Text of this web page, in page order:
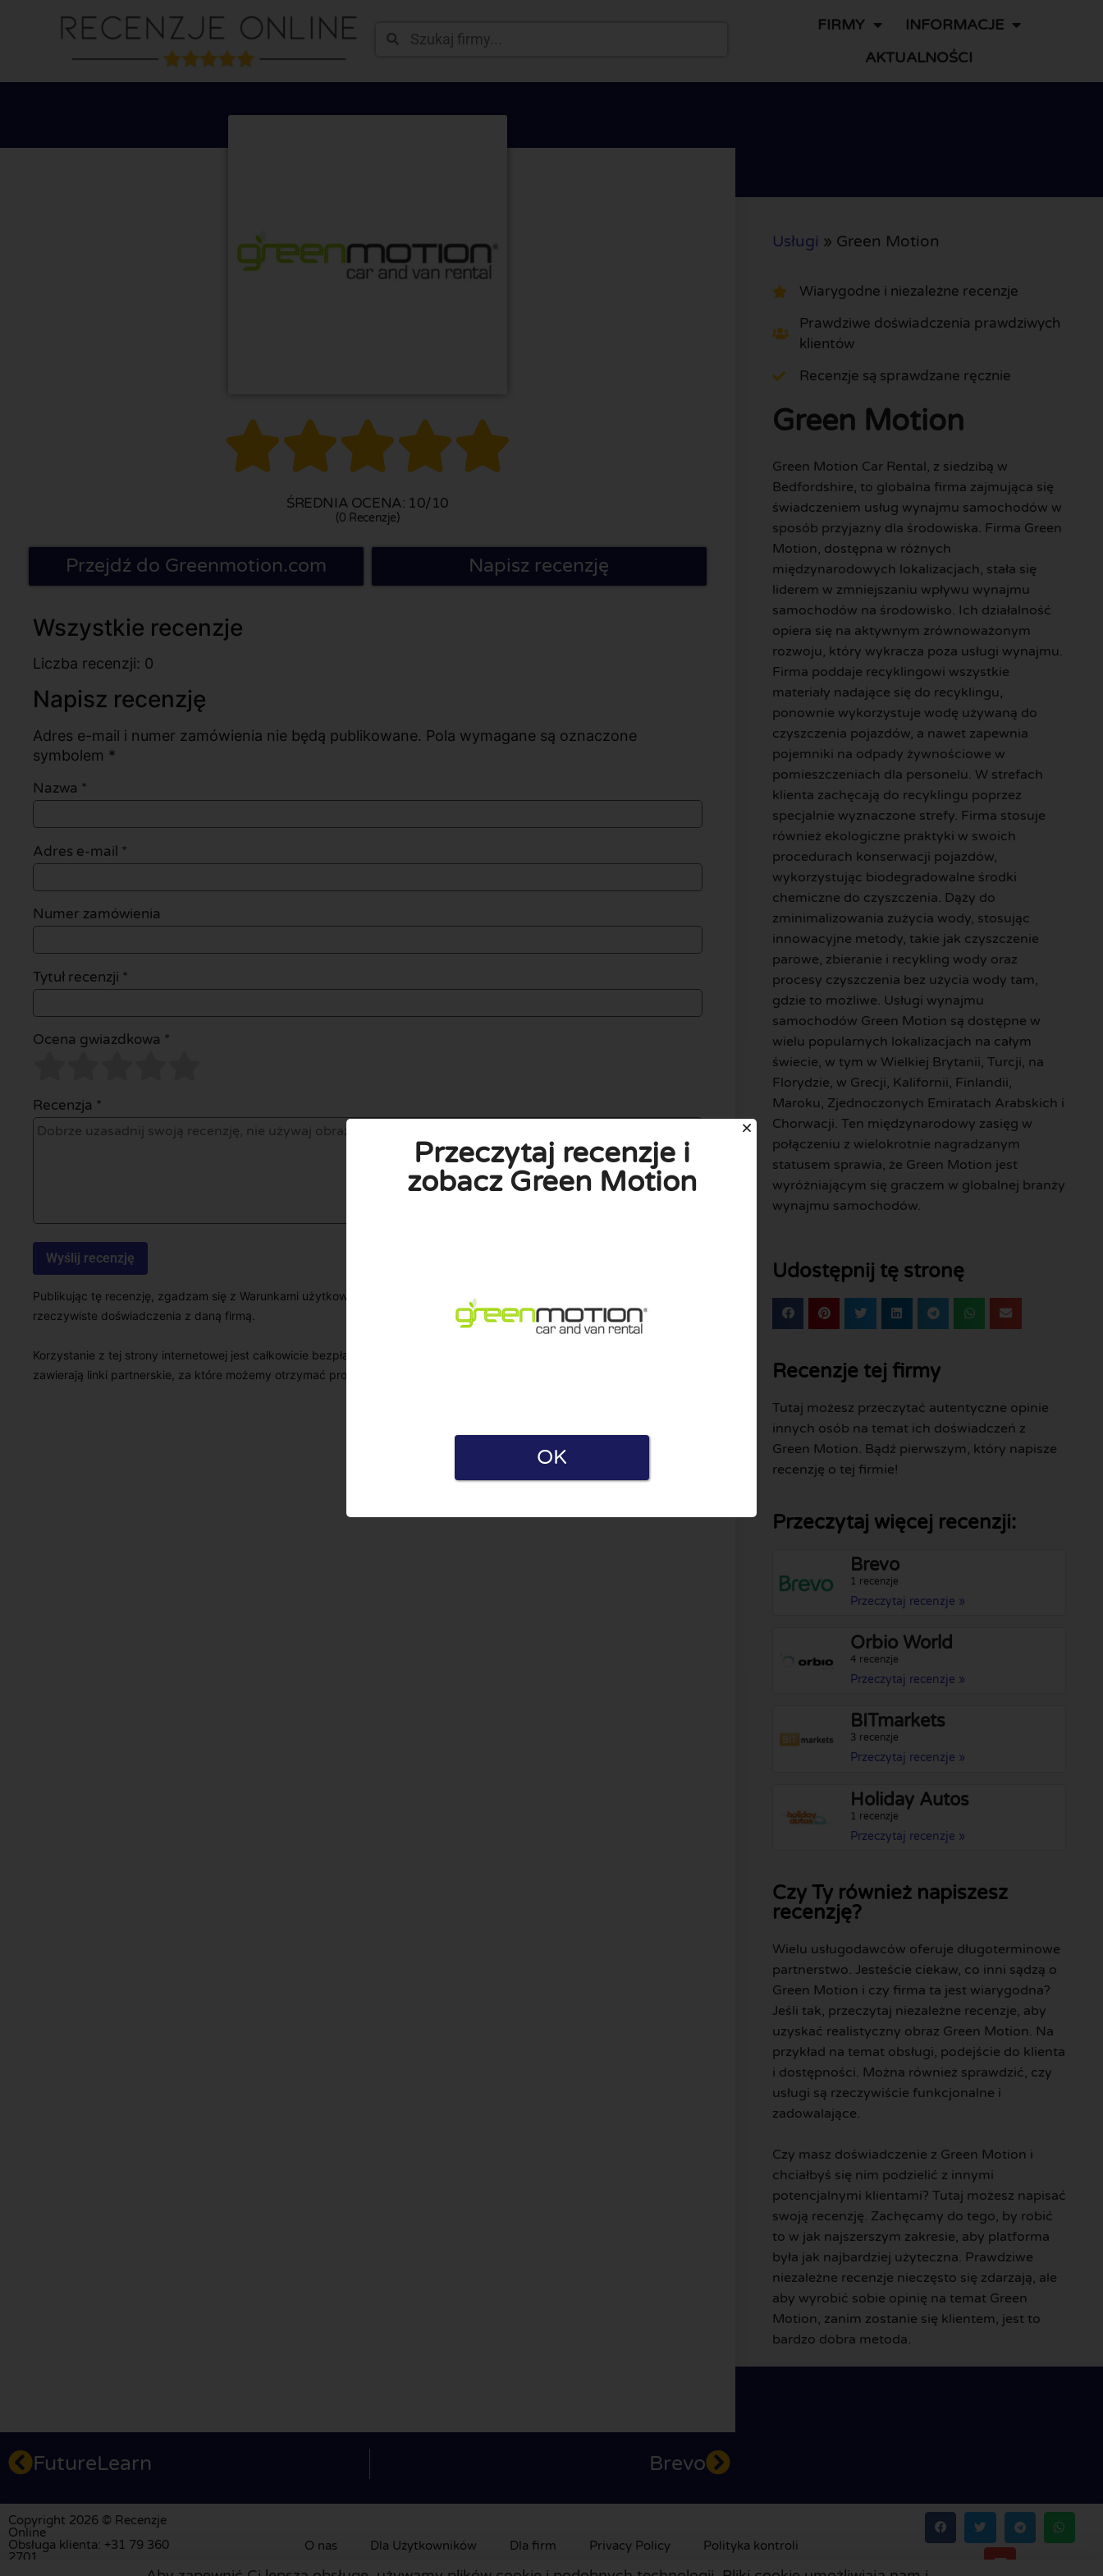
FIRMY
INFORMACJE
AKTUALNOŚCI

ŚREDNIA OCENA: 10/10
(0 Recenzje)
Przejdź do Greenmotion.com Napisz recenzję
Wszystkie recenzje
Liczba recenzji: 0
Napisz recenzję
Adres e-mail i numer zamówienia nie będą publikowane. Pola wymagane są oznaczone
symbolem *
Nazwa *
Adres e-mail *
Numer zamówienia
Tytuł recenzji *
Ocena gwiazdkowa *
Recenzja *
Publikując tę recenzję, zgadzam się z Warunkami użytkowania i Polityką prywatności. Oświadczam również, że mam
rzeczywiste doświadczenia z daną firmą.
Korzystanie z tej strony internetowej jest całkowicie bezpłatne zarówno dla firm, jak i użytkowników. Dlatego niektóre strony
zawierają linki partnerskie, za które możemy otrzymać prowizję.
Usługi » Green Motion
Wiarygodne i niezależne recenzje
Prawdziwe doświadczenia prawdziwych
klientów
Recenzje są sprawdzane ręcznie
Green Motion
Green Motion Car Rental, z siedzibą w
Bedfordshire, to globalna firma zajmująca się
świadczeniem usług wynajmu samochodów w
sposób przyjazny dla środowiska. Firma Green
Motion, dostępna w różnych
międzynarodowych lokalizacjach, stała się
liderem w zmniejszaniu wpływu wynajmu
samochodów na środowisko. Ich działalność
opiera się na aktywnym zrównoważonym
rozwoju, który wykracza poza usługi wynajmu.
Firma poddaje recyklingowi wszystkie
materiały nadające się do recyklingu,
ponownie wykorzystuje wodę używaną do
czyszczenia pojazdów, a nawet zapewnia
pojemniki na odpady żywnościowe w
pomieszczeniach dla personelu. W strefach
klienta zachęcają do recyklingu poprzez
specjalnie wyznaczone strefy. Firma stosuje
również ekologiczne praktyki w swoich
procedurach konserwacji pojazdów,
wykorzystując biodegradowalne środki
chemiczne do czyszczenia. Dąży do
zminimalizowania zużycia wody, stosując
innowacyjne metody, takie jak czyszczenie
parowe, zbieranie i recykling wody oraz
procesy czyszczenia bez użycia wody tam,
gdzie to możliwe. Usługi wynajmu
samochodów Green Motion są dostępne w
wielu popularnych lokalizacjach na całym
świecie, w tym w Wielkiej Brytanii, Turcji, na
Florydzie, w Grecji, Kalifornii, Finlandii,
Maroku, Zjednoczonych Emiratach Arabskich i
Chorwacji. Ten międzynarodowy zasięg w
połączeniu z wielokrotnie nagradzanym
statusem sprawia, że Green Motion jest
wyróżniającym się graczem w globalnej branży
wynajmu samochodów.
Udostępnij tę stronę
Recenzje tej firmy
Tutaj możesz przeczytać autentyczne opinie
innych osób na temat ich doświadczeń z
Green Motion. Bądź pierwszym, który napisze
recenzję o tej firmie!
Przeczytaj więcej recenzji:
Brevo
1 recenzje
Przeczytaj recenzje »
Orbio World
4 recenzje
Przeczytaj recenzje »
BITmarkets
3 recenzje
Przeczytaj recenzje »
Holiday Autos
1 recenzje
Przeczytaj recenzje »
Czy Ty również napiszesz
recenzję?
Wielu usługodawców oferuje długoterminowe
partnerstwo. Jesteście ciekaw, co inni sądzą o
Green Motion i czy firma ta jest wiarygodna?
Jeśli tak, przeczytaj niezależne recenzje, aby
uzyskać realistyczny obraz Green Motion. Na
przykład na temat obsługi, podejście do klienta
i dostępności. Można również sprawdzić, czy
usługi są rzeczywiście funkcjonalne i
zadowalające.
Czy masz doświadczenie z Green Motion i
chciałbyś się nim podzielić z innymi
potencjalnymi klientami? Tutaj możesz napisać
swoją recenzję. Zachęcamy do tego, by robić
to w jak najszerszym zakresie, aby platforma
była jak najbardziej użyteczna. Prawdziwe
niezależne recenzje nieczęsto się zdarzają, ale
aby wyrobić sobie opinię na temat Green
Motion, zanim zostanie się klientem, jest to
bardzo dobra metoda.
FutureLearn Brevo
Copyright 2026 © Recenzje
Online
Obsługa klienta: +31 79 360
2701
O nas Dla Użytkowników Dla firm Privacy Policy Polityka kontroli
Przeczytaj recenzje i
zobacz Green Motion
OK